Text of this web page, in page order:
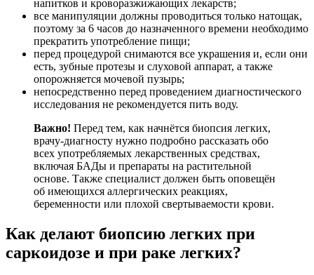
напитков и кроворазжижающих лекарств;
все манипуляции должны проводиться только натощак,
поэтому за 6 часов до назначенного времени необходимо
прекратить употребление пищи;
перед процедурой снимаются все украшения и, если они
есть, зубные протезы и слуховой аппарат, а также
опорожняется мочевой пузырь;
непосредственно перед проведением диагностического
исследования не рекомендуется пить воду.
Важно! Перед тем, как начнётся биопсия легких,
врачу-диагносту нужно подробно рассказать обо
всех употребляемых лекарственных средствах,
включая БАДы и препараты на растительной
основе. Также специалист должен быть оповещён
об имеющихся аллергических реакциях,
беременности или плохой свертываемости крови.
Как делают биопсию легких при
саркоидозе и при раке легких?